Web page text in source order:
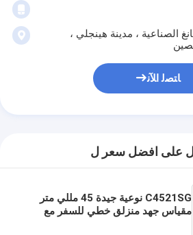
الصناعية ، مدينة هينجلي ،
ﺎﺘﺼﻟ ﺍﻶﻧ
على افضل سعر ل
C4521SG نوعية جيدة 45 مللي متر
مقياس جهد منزلق خطي للسفر مع